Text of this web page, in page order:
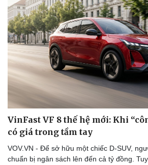
VinFast VF 8 thế hệ mới: Khi
có giá trong tầm tay
VOV.VN - Để sở hữu một chiếc D-SUV,
chuẩn bị ngân sách lên đến cả tỷ đồng.